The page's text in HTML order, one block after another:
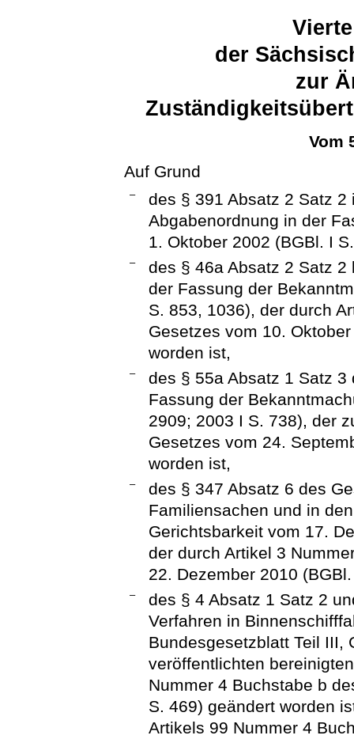
der
zur
Vom
Auf Grund
–
des § 391 Absatz 2 Satz
Abgabenordnung in der
1. Oktober 2002 (BGBl. I
–
des § 46a Absatz 2 Satz
der Fassung der
S. 853, 1036), der durch
Gesetzes vom 10.
worden ist,
–
des § 55a Absatz 1 Satz
Fassung der
2909; 2003 I S. 738), der
Gesetzes vom 24.
worden ist,
–
des § 347 Absatz 6 des
Familiensachen und in
Gerichtsbarkeit vom 17.
der durch Artikel 3
22. Dezember 2010
–
des § 4 Absatz 1 Satz 2
Verfahren in
Bundesgesetzblatt Teil III,
veröffentlichten
Nummer 4 Buchstabe b
S. 469) geändert worden
Artikels 99 Nummer 4